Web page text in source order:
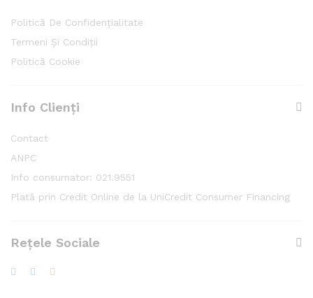
Politică De Confidențialitate
Termeni Și Condiții
Politică Cookie
Info Clienți
Contact
ANPC
Info consumator: 021.9551
Plată prin Credit Online de la UniCredit Consumer Financing
Rețele Sociale